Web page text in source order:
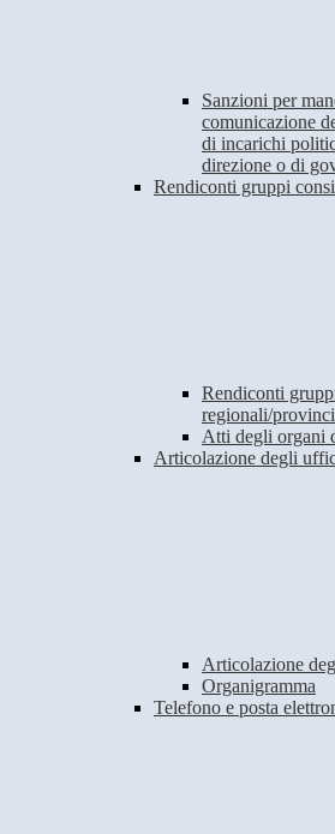
Sanzioni per
comunicazione
di incarichi
direzione o di
Rendiconti gruppi
Rendiconti
regionali/
Atti degli organi
Articolazione degli
Articolazione
Organigramma
Telefono e posta